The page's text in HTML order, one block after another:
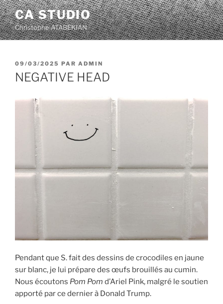
Aller
au
contenu
principal
CA STUDIO
Christophe ATABEKIAN
PUBLIÉ
LE
09/03/2025 PAR ADMIN
NEGATIVE HEAD
Pendant que S. fait des dessins de crocodiles en jaune
sur blanc, je lui prépare des œufs brouillés au cumin.
Nous écoutons Pom Pom d’Ariel Pink, malgré le soutien
apporté par ce dernier à Donald Trump.